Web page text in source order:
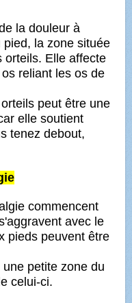
la douleur à
pied, la zone située
orteils. Elle affecte
reliant les os de
peut être une
elle soutient
tenez debout,
commencent
avec le
pieds peuvent être
petite zone du
celui-ci.